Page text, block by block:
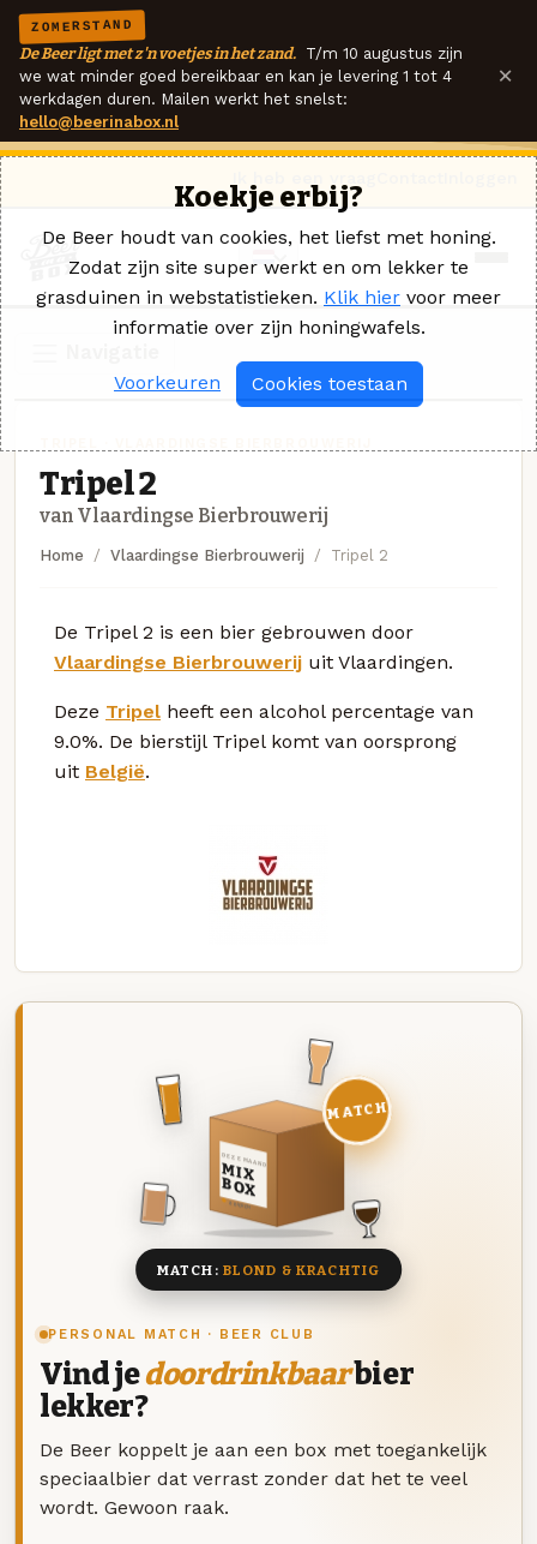
ZOMERSTAND
De Beer ligt met z'n voetjes in het zand. T/m 10 augustus zijn
we wat minder goed bereikbaar en kan je levering 1 tot 4
werkdagen duren. Mailen werkt het snelst:
hello@beerinabox.nl
×
Tripel 2
van Vlaardingse Bierbrouwerij
Home Vlaardingse Bierbrouwerij Tripel 2
De Tripel 2 is een bier gebrouwen door
Vlaardingse Bierbrouwerij uit Vlaardingen.
Deze Tripel heeft een alcohol percentage van
9.0%. De bierstijl Tripel komt van oorsprong
uit België.
PERSONAL MATCH · BEER CLUB
Vind jedoordrinkbaarbier
lekker?
De Beer koppelt je aan een box met toegankelijk
speciaalbier dat verrast zonder dat het te veel
wordt. Gewoon raak.
DEZE MAAND
MIX
BOX
8 BIEREN
MATCH
MATCH: BLOND & KRACHTIG
Koekje erbij?
De Beer houdt van cookies, het liefst met honing.
Zodat zijn site super werkt en om lekker te
grasduinen in webstatistieken. Klik hier voor meer
informatie over zijn honingwafels.
Voorkeuren Cookies toestaan